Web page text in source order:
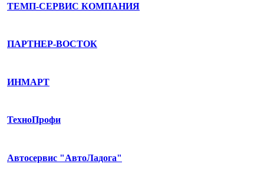
ТЕМП-СЕРВИС КОМПАНИЯ
ПАРТНЕР-ВОСТОК
ИНМАРТ
ТехноПрофи
Автосервис "АвтоЛадога"